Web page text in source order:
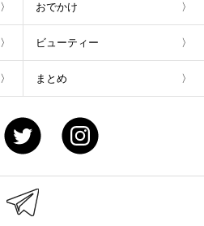
おでかけ
ビューティー
まとめ